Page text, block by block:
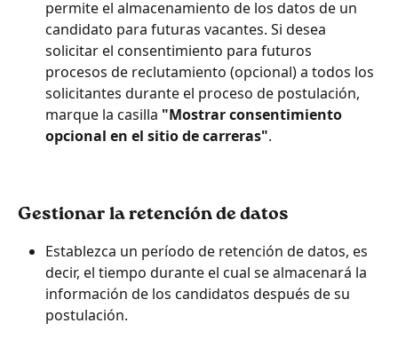
permite el almacenamiento de los datos de un
candidato para futuras vacantes. Si desea
solicitar el consentimiento para futuros
procesos de reclutamiento (opcional) a todos los
solicitantes durante el proceso de postulación,
marque la casilla "Mostrar consentimiento
opcional en el sitio de carreras".
Gestionar la retención de datos
Establezca un período de retención de datos, es
decir, el tiempo durante el cual se almacenará la
información de los candidatos después de su
postulación.